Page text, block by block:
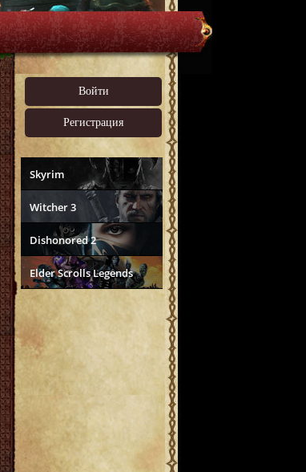
Войти
Регистрация
Skyrim
Witcher 3
Dishonored 2
Elder Scrolls Legends